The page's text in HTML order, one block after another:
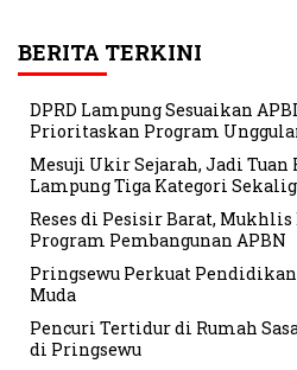
BERITA TERKINI
DPRD Lampung Sesuaikan
Prioritaskan Program
Mesuji Ukir Sejarah, Jadi
Lampung Tiga Kategori
Reses di Pesisir Barat,
Program Pembangunan APBN
Pringsewu Perkuat
Muda
Pencuri Tertidur di Rumah
di Pringsewu